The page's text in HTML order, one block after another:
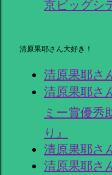
京ビッグシ
清原果耶さん大好き！
清原果耶さ
清原果耶さ
ミー賞優秀
り』
清原果耶さ
清原果耶さ